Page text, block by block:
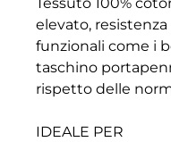
elevato,
funzionali come i
taschino
rispetto delle
IDEALE PER